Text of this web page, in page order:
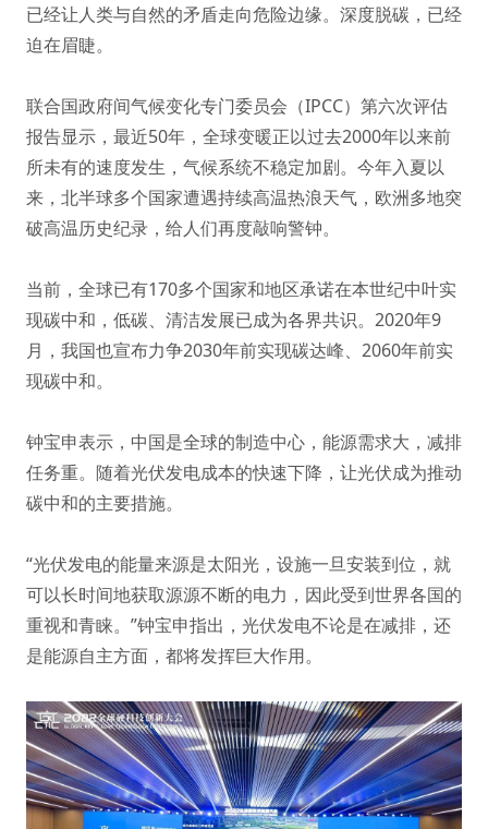
已经让人类与自然的矛盾走向危险边缘。深度脱碳，已经
迫在眉睫。
联合国政府间气候变化专门委员会（IPCC）第六次评估
报告显示，最近50年，全球变暖正以过去2000年以来前
所未有的速度发生，气候系统不稳定加剧。今年入夏以
来，北半球多个国家遭遇持续高温热浪天气，欧洲多地突
破高温历史纪录，给人们再度敲响警钟。
当前，全球已有170多个国家和地区承诺在本世纪中叶实
现碳中和，低碳、清洁发展已成为各界共识。2020年9
月，我国也宣布力争2030年前实现碳达峰、2060年前实
现碳中和。
钟宝申表示，中国是全球的制造中心，能源需求大，减排
任务重。随着光伏发电成本的快速下降，让光伏成为推动
碳中和的主要措施。
“光伏发电的能量来源是太阳光，设施一旦安装到位，就
可以长时间地获取源源不断的电力，因此受到世界各国的
重视和青睐。”钟宝申指出，光伏发电不论是在减排，还
是能源自主方面，都将发挥巨大作用。